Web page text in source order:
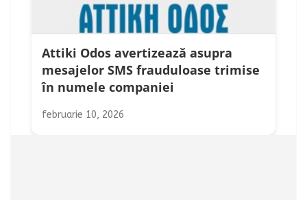
Attiki Odos avertizează asupra
mesajelor SMS frauduloase trimise
în numele companiei
februarie 10, 2026